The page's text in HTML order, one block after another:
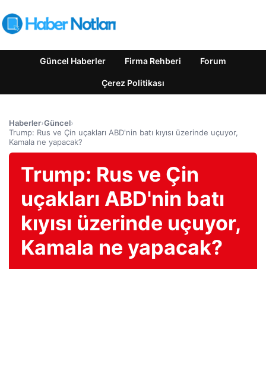
Güncel Haberler Firma Rehberi Forum
Çerez Politikası
Haberler›Güncel›
Trump: Rus ve Çin uçakları ABD'nin batı kıyısı üzerinde uçuyor,
Kamala ne yapacak?
Trump: Rus ve Çin
uçakları ABD'nin batı
kıyısı üzerinde uçuyor,
Kamala ne yapacak?